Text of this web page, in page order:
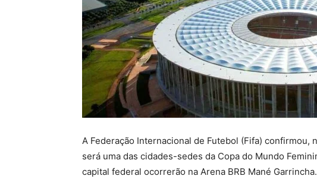
A Federação Internacional de Futebol (Fifa)
será uma das cidades-sedes da Copa do Mundo
capital federal ocorrerão na Arena BRB Mané